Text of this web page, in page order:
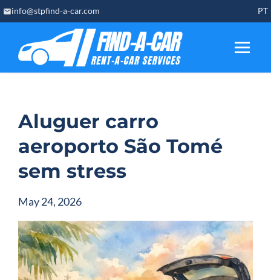
Skip
to
content
info@stpfind-a-car.com PT
Aluguer carro
aeroporto São Tomé
sem stress
May 24, 2026